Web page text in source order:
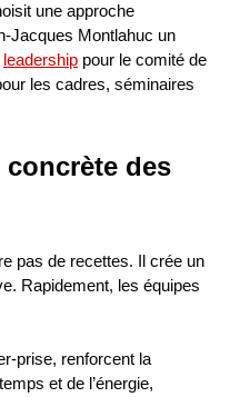
une approche
Jacques Montlahuc un
leadership pour le comité de
les cadres, séminaires
des
pas de recettes. Il crée un
Rapidement, les équipes
prise, renforcent la
et de l’énergie,